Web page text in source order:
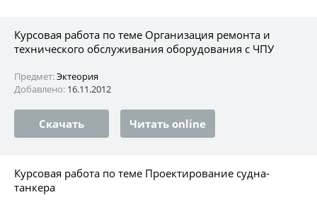
Курсовая работа по теме Организация ремонта и
технического обслуживания оборудования с ЧПУ
Предмет:Эктеория
Добавлено: 16.11.2012
Скачать Читать online
Курсовая работа по теме Проектирование судна-
танкера